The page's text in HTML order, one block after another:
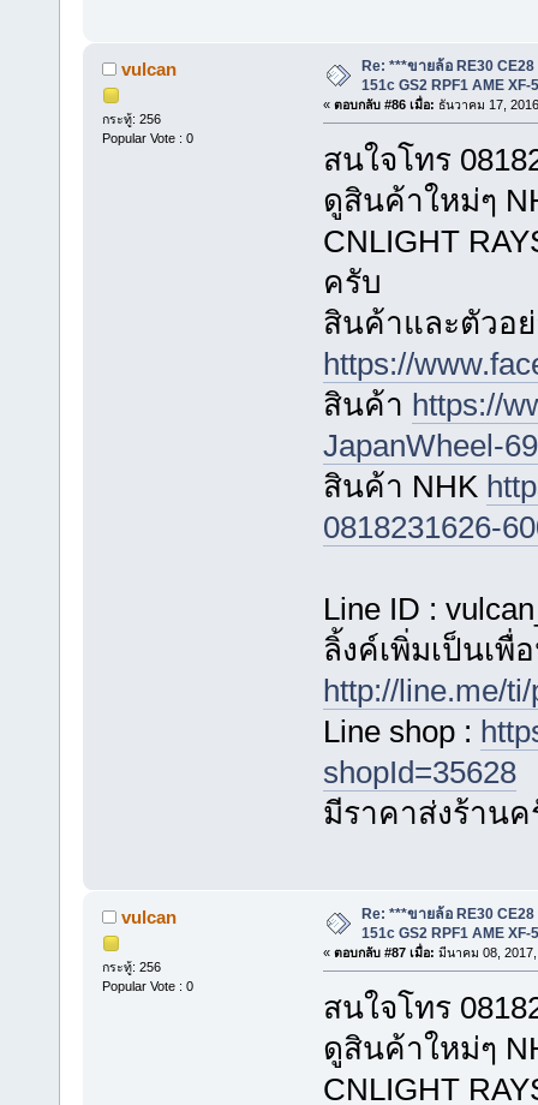
vulcan
กระทู้: 256
Popular Vote : 0
Re: ***ขายล้อ RE30 CE28
151c GS2 RPF1 AME XF-
« ตอบกลับ #86 เมื่อ: ธันวาคม 17,
สนใจโทร
ดูสินค้าใหม่ๆ
CNLIGHT
ครับ
สินค้าและตัวอ
https://
สินค้า https://
JapanWheel-
สินค้า NHK
0818231626-
Line ID :
ลิ้งค์เพิ่มเป็นเพื่
http://line.me/
Line shop :
shopId=35628
มีราคาส่งร้านค
vulcan
กระทู้: 256
Popular Vote : 0
Re: ***ขายล้อ RE30 CE28
151c GS2 RPF1 AME XF-
« ตอบกลับ #87 เมื่อ: มีนาคม 08,
สนใจโทร
ดูสินค้าใหม่ๆ
CNLIGHT